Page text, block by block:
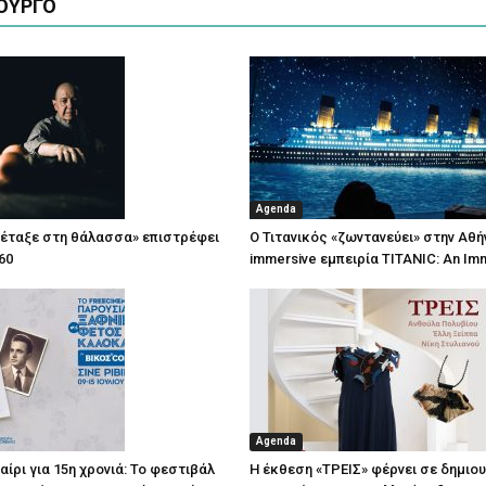
στη θάλασσα» επιστρέφει
Agenda
Ο Τιτανικός «ζωντανεύει» στην
immersive εμπειρία TITANIC: An
για 15η χρονιά: Το φεστιβάλ
Agenda
Η έκθεση «ΤΡΕΙΣ» φέρνει σε